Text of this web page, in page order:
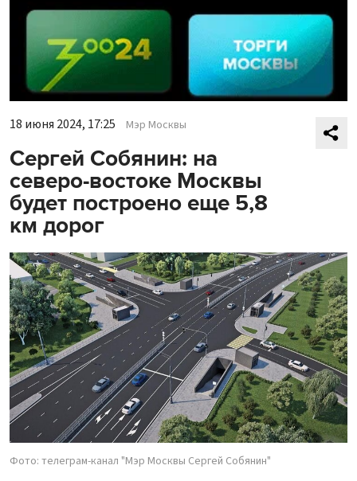
18 июня 2024, 17:25 Мэр Москвы
Сергей Собянин: на
северо-востоке Москвы
будет построено еще 5,8
км дорог
Фото: телеграм-канал "Мэр Москвы Сергей Собянин"